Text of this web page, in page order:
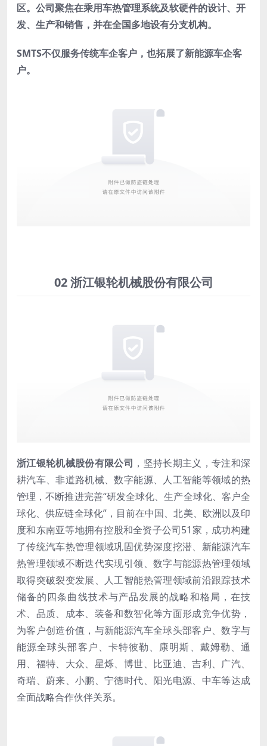
区。公司聚焦在乘用车热管理系统及软硬件的设计、开
发、生产和销售，并在全国多地设有分支机构。
SMTS不仅服务传统车企客户，也拓展了新能源车企客
户。
02 浙江银轮机械股份有限公司
浙江银轮机械股份有限公司 ，坚持长期主义，专注和深
耕汽车、非道路机械、数字能源、人工智能等领域的热
管理，不断推进完善“研发全球化、生产全球化、客户全
球化、供应链全球化”，目前在中国、北美、欧洲以及印
度和东南亚等地拥有控股和全资子公司51家，成功构建
了传统汽车热管理领域巩固优势深度挖潜、新能源汽车
热管理领域不断迭代实现引领、数字与能源热管理领域
取得突破裂变发展、人工智能热管理领域前沿跟踪技术
储备的四条曲线技术与产品发展的战略和格局，在技
术、品质、成本、装备和数智化等方面形成竞争优势，
为客户创造价值，与新能源汽车全球头部客户、数字与
能源全球头部客户、卡特彼勒、康明斯、戴姆勒、通
用、福特、大众、星烁、博世、比亚迪、吉利、广汽、
奇瑞、蔚来、小鹏、宁德时代、阳光电源、中车等达成
全面战略合作伙伴关系。